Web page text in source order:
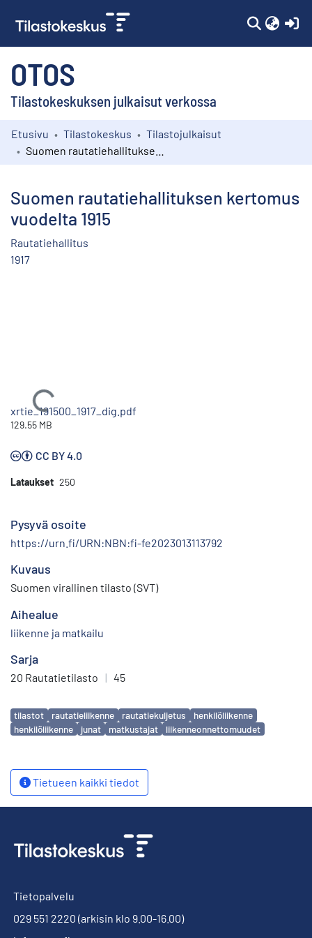
OTOS
Tilastokeskuksen julkaisut verkossa
Kokoelmat
Etusivu Tilastokeskus
Tilastojulkaisut
Suomen rautatiehallituksen kertomus
vuodelta 1915
Rautatiehallitus
1917
Ladataan...
xrtie_191500_1917_dig.pdf
129.55 MB
CC BY 4.0
Lataukset 250
Pysyvä osoite
https://urn.fi/URN:NBN:fi-fe2023013113792
Kuvaus
Suomen virallinen tilasto (SVT)
Aihealue
liikenne ja matkailu
Sarja
20 Rautatietilasto | 45
Avainsanat
tilastot rautatieliikenne rautatiekuljetus
henkilöliikenne
henkilöliikenne
junat matkustajat liikenneonnettomuudet
Tietueen kaikki tiedot
Tietopalvelu
029 551 2220 (arkisin klo 9.00-16.00)